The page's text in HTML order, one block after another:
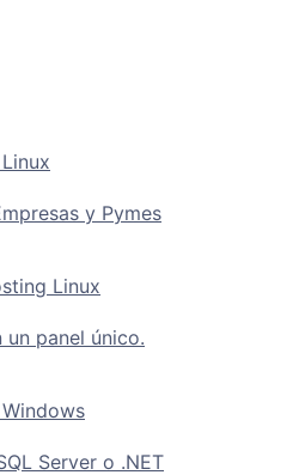
y Pymes
Linux
un panel único.
Server o .NET